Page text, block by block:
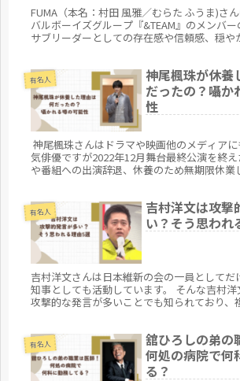
FUMA（本名：村田 風雅／むらた ふうま)さ
バルボーイズグループ『&TEAM』のメンバ
サブリーダーとしての存在感や信頼感、穏や
有名人
神尾楓珠が休養
だったの？囁か
性
神尾楓珠さんはドラマや映画他のメディア
気俳優ですが2022年12月舞台最終公演を終
や番組への出演辞退、休養のため無期限休業
あるのかをまとめてみます。
有名人
吉村洋文は攻撃
い？そう思われ
吉村洋文さんは日本維新の会の一員としてだ
知事としても活動しています。 そんな吉村
攻撃的な発言が多いことでも知られており、
有名人
舘ひろしの弟の
何処の病院で何
る？